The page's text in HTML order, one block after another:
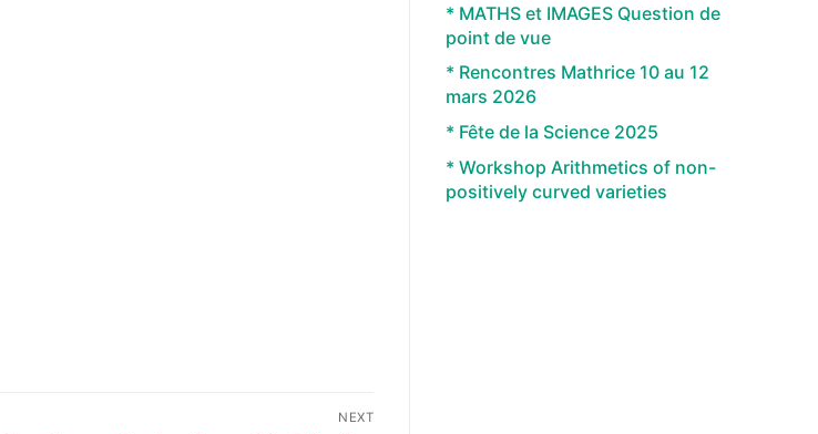
NEXT
* MATHS et IMAGES Question de
point de vue
* Rencontres Mathrice 10 au 12
mars 2026
* Fête de la Science 2025
* Workshop Arithmetics of non-
positively curved varieties